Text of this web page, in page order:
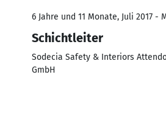
6 Jahre und 11 Monate, Juli 2017 -
Schichtleiter
Sodecia Safety & Interiors
GmbH